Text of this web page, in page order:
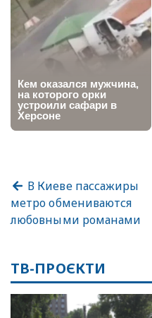
В Киеве пассажиры
метро обмениваются
любовными романами
ТВ-ПРОЄКТИ